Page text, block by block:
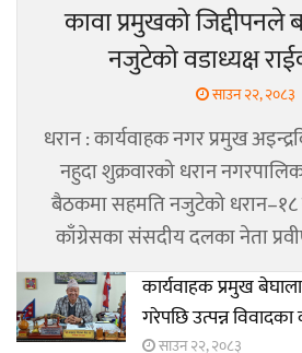
कावा प्रमुखको
नजुटेको वडाध्यक्ष
साउन २२, २०८३
धरान : कार्यवाहक नगर प्रमुख
नहुदा शुक्रवारको धरान
बैठकमा सहमति नजुटेको धरान–१८
काँग्रेसका संसदीय दलका नेता
कार्यवाहक प्रमुख
गरेपछि उत्पन्न
साउन २२, २०८३